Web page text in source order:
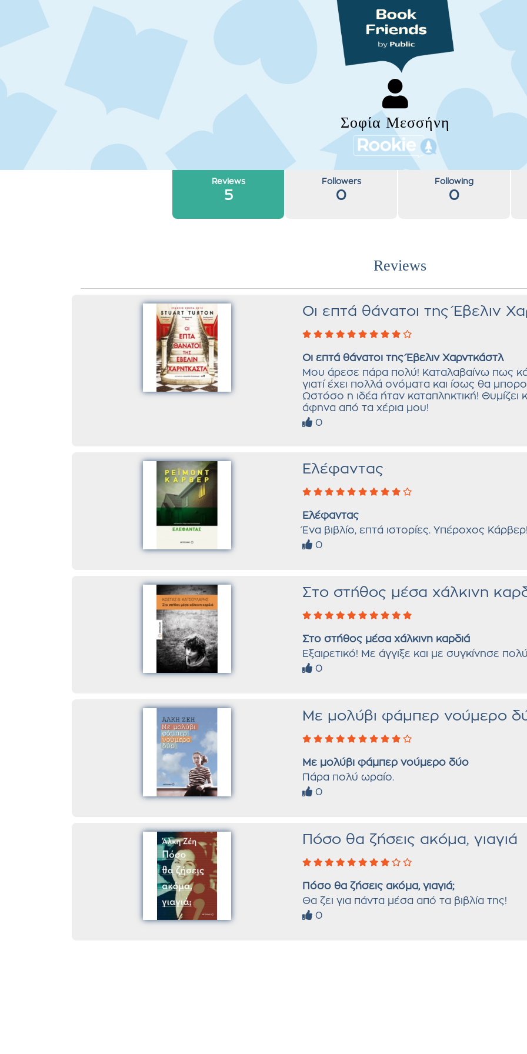
Σοφία Μεσσήνη
Reviews
5
Followers
0
Following
0
Reviews
Οι επτά θάνατοι της Έβελιν
Οι επτά θάνατοι της Έβελιν Χαρντκάστλ
Μου άρεσε πάρα πολύ! Καταλαβαίνω πως
γιατί έχει πολλά ονόματα και ίσως θα
Ωστόσο η ιδέα ήταν καταπληκτική! Θυμίζει
άφηνα από τα χέρια μου!
0
Ελέφαντας
Ελέφαντας
Ένα βιβλίο, επτά ιστορίες. Υπέροχος Κάρβερ!
0
Στο στήθος μέσα χάλκινη
Στο στήθος μέσα χάλκινη καρδιά
Εξαιρετικό! Με άγγιξε και με συγκίνησε
0
Με μολύβι φάμπερ νούμερο
Με μολύβι φάμπερ νούμερο δύο
Πάρα πολύ ωραίο.
0
Πόσο θα ζήσεις ακόμα, γιαγιά
Πόσο θα ζήσεις ακόμα, γιαγιά;
Θα ζει για πάντα μέσα από τα βιβλία της!
0